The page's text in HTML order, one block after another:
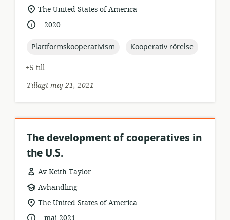
resursformat:
relevant
plats:
The United States of America
språk:
.
publiceringsdatum:
2020
topic:
Plattformskooperativism topic:
Kooperativ rörelse
+5 till
Tillagt maj 21, 2021
The development of cooperatives in
the U.S.
Av Keith Taylor
resursformat:
Avhandling
relevant
plats:
The United States of America
språk:
.
publiceringsdatum: